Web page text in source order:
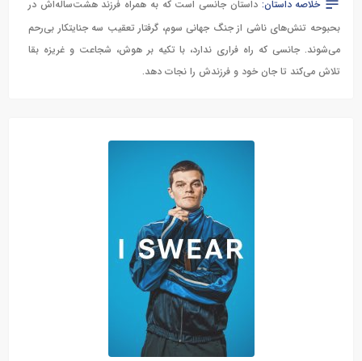
خلاصه داستان:داستان جانسی است که به همراه فرزند هشت‌ساله‌اش در
بحبوحه تنش‌های ناشی از جنگ جهانی سوم، گرفتار تعقیب سه جنایتکار بی‌رحم
می‌شوند. جانسی که راه فراری ندارد، با تکیه بر هوش، شجاعت و غریزه بقا
تلاش می‌کند تا جان خود و فرزندش را نجات دهد.